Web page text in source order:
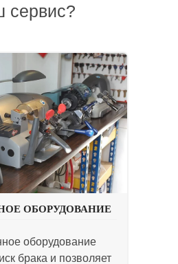
сервис?
ОБОРУДОВАНИЕ
оборудование
брака и позволяет